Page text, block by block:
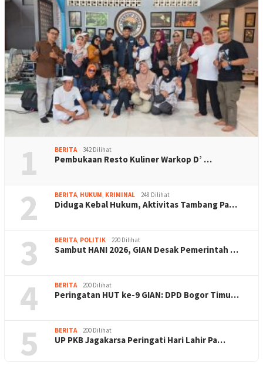
1 BERITA 342 Dilihat
Pembukaan Resto Kuliner Warkop D’ …
2 BERITA, HUKUM, KRIMINAL 248 Dilihat
Diduga Kebal Hukum, Aktivitas Tambang Pa…
3 BERITA, POLITIK 220 Dilihat
Sambut HANI 2026, GIAN Desak Pemerintah …
4 BERITA 200 Dilihat
Peringatan HUT ke-9 GIAN: DPD Bogor Timu…
5 BERITA 200 Dilihat
UP PKB Jagakarsa Peringati Hari Lahir Pa…